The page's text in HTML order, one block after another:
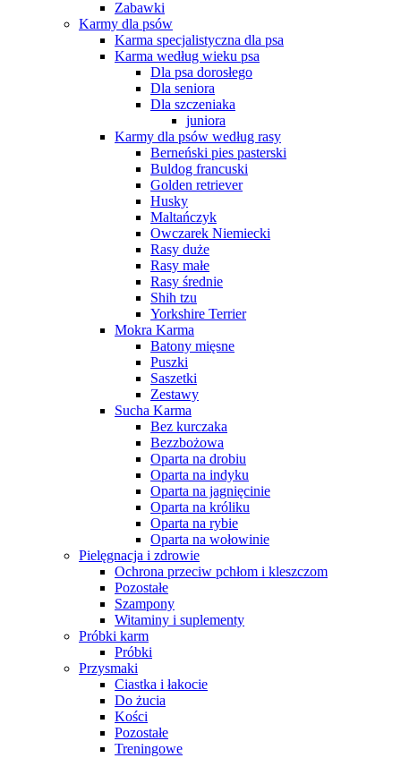
Zabawki
Karmy dla psów
Karma specjalistyczna dla psa
Karma według wieku psa
Dla psa dorosłego
Dla seniora
Dla szczeniaka
juniora
Karmy dla psów według rasy
Berneński pies pasterski
Buldog francuski
Golden retriever
Husky
Maltańczyk
Owczarek Niemiecki
Rasy duże
Rasy małe
Rasy średnie
Shih tzu
Yorkshire Terrier
Mokra Karma
Batony mięsne
Puszki
Saszetki
Zestawy
Sucha Karma
Bez kurczaka
Bezzbożowa
Oparta na drobiu
Oparta na indyku
Oparta na jagnięcinie
Oparta na króliku
Oparta na rybie
Oparta na wołowinie
Pielęgnacja i zdrowie
Ochrona przeciw pchłom i kleszczom
Pozostałe
Szampony
Witaminy i suplementy
Próbki karm
Próbki
Przysmaki
Ciastka i łakocie
Do żucia
Kości
Pozostałe
Treningowe